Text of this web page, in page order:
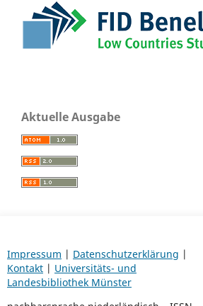
Aktuelle Ausgabe
Impressum | Datenschutzerklärung |
Kontakt| Universitäts- und
Landesbibliothek Münster